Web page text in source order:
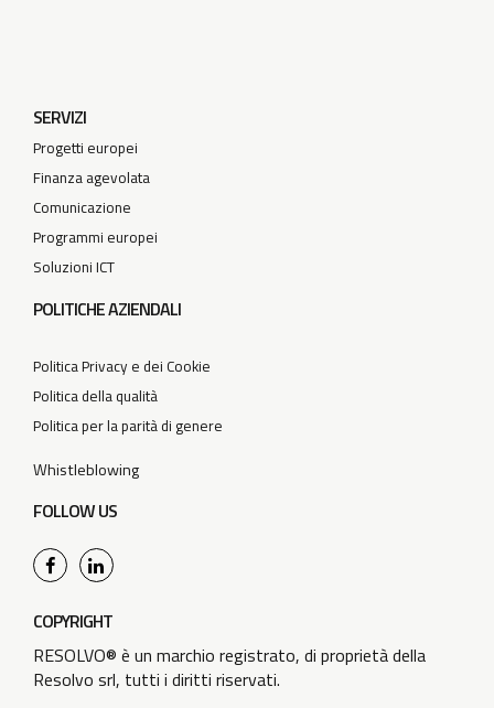
SERVIZI
Progetti europei
Finanza agevolata
Comunicazione
Programmi europei
Soluzioni ICT
POLITICHE AZIENDALI
Politica Privacy e dei Cookie
Politica della qualità
Politica per la parità di genere
Whistleblowing
FOLLOW US
COPYRIGHT
RESOLVO® è un marchio registrato, di proprietà della
Resolvo srl, tutti i diritti riservati.